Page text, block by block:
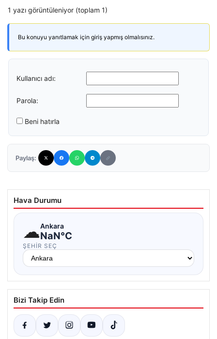
1 yazı görüntüleniyor (toplam 1)
Bu konuyu yanıtlamak için giriş yapmış olmalısınız.
Kullanıcı adı:
Parola:
Beni hatırla
Paylaş:
Hava Durumu
☁Ankara
NaN°C
ŞEHIR SEÇ
Bizi Takip Edin